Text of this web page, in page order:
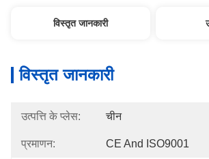
विस्तृत जानकारी
विस्तृत जानकारी
उत्पत्ति के प्लेस: चीन
प्रमाणन: CE And ISO9001